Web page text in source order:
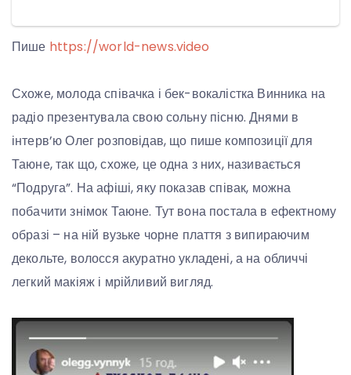
Пише https://world-news.video
Схоже, молода співачка і бек-вокалістка Винника на
радіо презентувала свою сольну пісню. Днями в
інтерв’ю Олег розповідав, що пише композиції для
Таюне, так що, схоже, це одна з них, називається
“Подруга”. На афіші, яку показав співак, можна
побачити знімок Таюне. Тут вона постала в ефектному
образі – на ній вузьке чорне плаття з випираючим
декольте, волосся акуратно укладені, а на обличчі
легкий макіяж і мрійливий вигляд.